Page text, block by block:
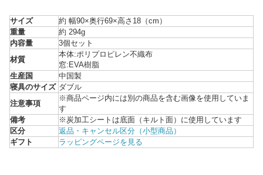
サイズ
約 幅90×奥行69×高さ18（cm）
重量
約 294g
内容量
3個セット
材質
本体:ポリプロピレン不織布
窓:EVA樹脂
生産国
中国製
寝具のサイズ ダブル
注意事項
※商品ページ内には別の商品を含む画像を使用していま
す
備考
※炭加工シートは底面（キルト面）に使用しています
区分
返品・キャンセル区分（小型商品）
ギフト
ラッピングページを見る